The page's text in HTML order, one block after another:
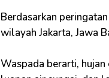
Berdasarkan
wilayah Jakarta, Jawa
Waspada berarti,